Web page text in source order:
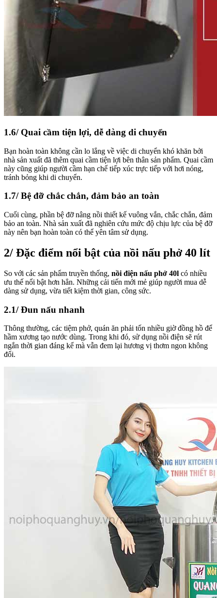
1.6/ Quai cầm tiện lợi, dễ dàng di chuyển
Bạn hoàn toàn không cần lo lắng về việc di chuyển khó khăn bởi
nhà sản xuất đã thêm quai cầm tiện lợi bên thân sản phẩm. Quai cầm
này cũng giúp người cầm hạn chế tiếp xúc trực tiếp với hơi nóng,
tránh bỏng khi di chuyển.
1.7/ Bệ đỡ chắc chắn, đảm bảo an toàn
Cuối cùng, phần bệ đỡ nâng nồi thiết kế vuông vắn, chắc chắn, đảm
bảo an toàn. Nhà sản xuất đã nghiên cứu mức độ chịu lực của bệ đỡ
này nên bạn hoàn toàn có thể yên tâm sử dụng.
2/ Đặc điểm nổi bật của nồi nấu phở 40 lít
So với các sản phẩm truyền thống, nồi điện nấu phở 40l có nhiều
ưu thế nổi bật hơn hẳn. Những cải tiến mới mẻ giúp người mua dễ
dàng sử dụng, vừa tiết kiệm thời gian, công sức.
2.1/ Đun nấu nhanh
Thông thường, các tiệm phở, quán ăn phải tốn nhiều giờ đồng hồ để
hầm xương tạo nước dùng. Trong khi đó, sử dụng nồi điện sẽ rút
ngắn thời gian đáng kể mà vẫn đem lại hương vị thơm ngon không
đổi.